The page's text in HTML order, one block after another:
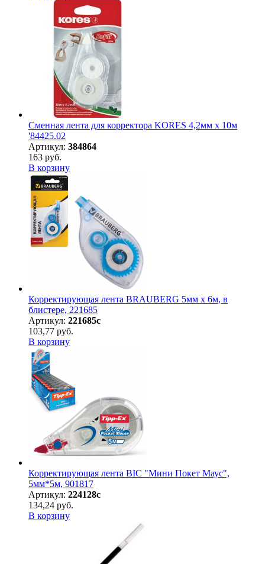
Сменная лента для корректора KORES 4,2мм х 10м
'84425.02
Артикул: 384864
163 руб.
В корзину
Корректирующая лента BRAUBERG 5мм х 6м, в
блистере, 221685
Артикул: 221685с
103,77 руб.
В корзину
Корректирующая лента BIC "Мини Покет Маус",
5мм*5м, 901817
Артикул: 224128с
134,24 руб.
В корзину